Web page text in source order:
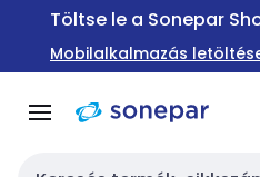
Ugrás a
Ugrás a
tartalomra
Töltse le a Sonepar
Mobilalkalmazás